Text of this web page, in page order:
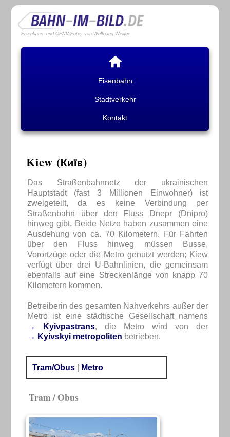
Eisenbahn- und ÖPNV-Fotos von Wolfgang Wellige
Eisenbahn
Stadtverkehr
Kontakt
Kiew (Київ)
Das Straßenbahnnetz der ukrainischen
Hauptstadt (fast 3 Millionen Einwohner) ist
zweigeteilt, da es keine Verbindung per
Straßenbahn über den Fluss Dnepr (Dnipro)
hinweg gibt. Beide Netze haben zusammen eine
Ausdehung von ca. 70 Kilometern. Für Fahrten
über den Fluss hinweg müssen Busse,
Vorortzüge oder die Metro genutzt werden; Kiew
verfügt über drei U-Bahnlinien, die gemeinsam
ebenfalls auf eine Streckenlänge von knapp 70
Kilometern kommen.
Betreiberin des gesamten Nahverkehrs außer der
Metro ist eine städtische Gesellschaft namens
→ Kyivpastrans, die Metro wird von der
→ Kyivskyi metropoliten betrieben.
Tram/Obus Metro
Tram / Obus